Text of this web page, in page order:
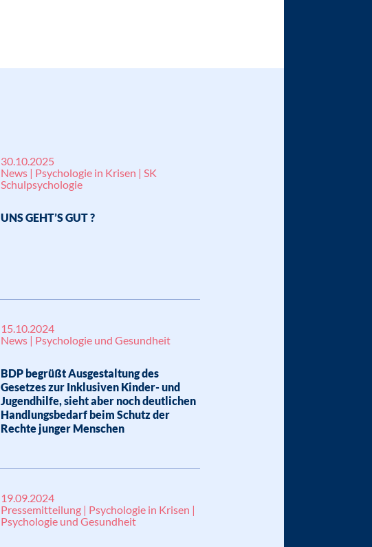
30.10.2025
News | Psychologie in Krisen | SK
Schulpsychologie
UNS GEHT’S GUT ?
15.10.2024
News | Psychologie und Gesundheit
BDP begrüßt Ausgestaltung des
Gesetzes zur Inklusiven Kinder- und
Jugendhilfe, sieht aber noch deutlichen
Handlungsbedarf beim Schutz der
Rechte junger Menschen
19.09.2024
Pressemitteilung | Psychologie in Krisen |
Psychologie und Gesundheit